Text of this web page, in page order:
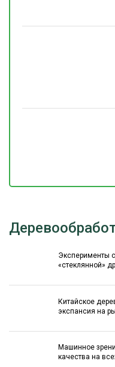
Эксперименты
«стеклянной»
Китайское
экспансия на
Машинное
качества на